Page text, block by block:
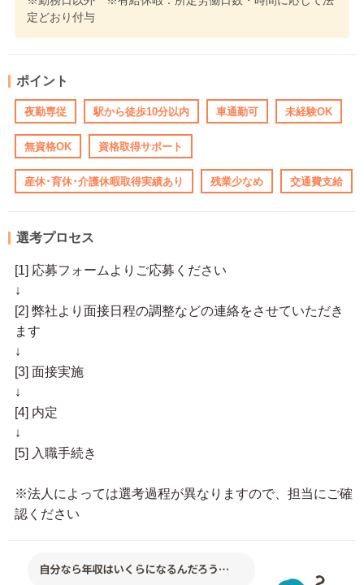
定どおり付与
ポイント
夜勤専従 駅から徒歩10分以内 車通勤可 未経験OK
無資格OK 資格取得サポート
産休･育休･介護休暇取得実績あり 残業少なめ 交通費支給
選考プロセス
[1] 応募フォームよりご応募ください
↓
[2] 弊社より面接日程の調整などの連絡をさせていただき
ます
↓
[3] 面接実施
↓
[4] 内定
↓
[5] 入職手続き
※法人によっては選考過程が異なりますので、担当にご確
認ください